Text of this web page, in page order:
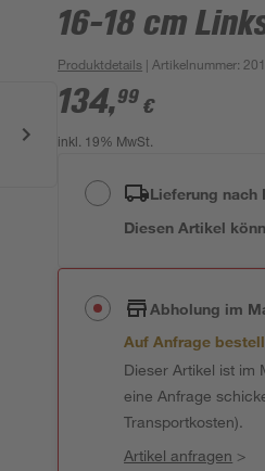
16-18 cm
Produktdetails | Artikelnummer:
134,99 €
inkl. 19% MwSt.
Lieferung nach
Diesen Artikel
Abholung im
Auf Anfrage
Dieser Artikel ist im
eine Anfrage
Transportkosten).
Artikel anfragen >